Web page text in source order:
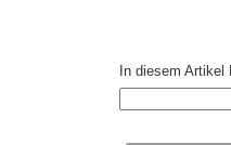
In diesem Artikel